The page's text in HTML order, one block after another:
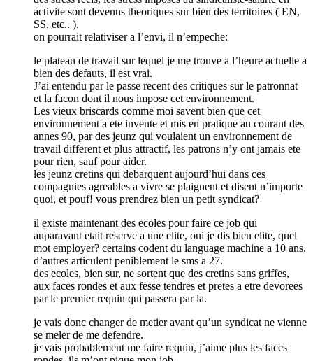
activite sont devenus theoriques sur bien des territoires ( EN,
SS, etc.. ).
on pourrait relativiser a l’envi, il n’empeche:
le plateau de travail sur lequel je me trouve a l’heure actuelle a
bien des defauts, il est vrai.
J’ai entendu par le passe recent des critiques sur le patronnat
et la facon dont il nous impose cet environnement.
Les vieux briscards comme moi savent bien que cet
environnement a ete invente et mis en pratique au courant des
annes 90, par des jeunz qui voulaient un environnement de
travail different et plus attractif, les patrons n’y ont jamais ete
pour rien, sauf pour aider.
les jeunz cretins qui debarquent aujourd’hui dans ces
compagnies agreables a vivre se plaignent et disent n’importe
quoi, et pouf! vous prendrez bien un petit syndicat?
il existe maintenant des ecoles pour faire ce job qui
auparavant etait reserve a une elite, oui je dis bien elite, quel
mot employer? certains codent du language machine a 10 ans,
d’autres articulent peniblement le sms a 27.
des ecoles, bien sur, ne sortent que des cretins sans griffes,
aux faces rondes et aux fesse tendres et pretes a etre devorees
par le premier requin qui passera par la.
je vais donc changer de metier avant qu’un syndicat ne vienne
se meler de me defendre.
je vais probablement me faire requin, j’aime plus les faces